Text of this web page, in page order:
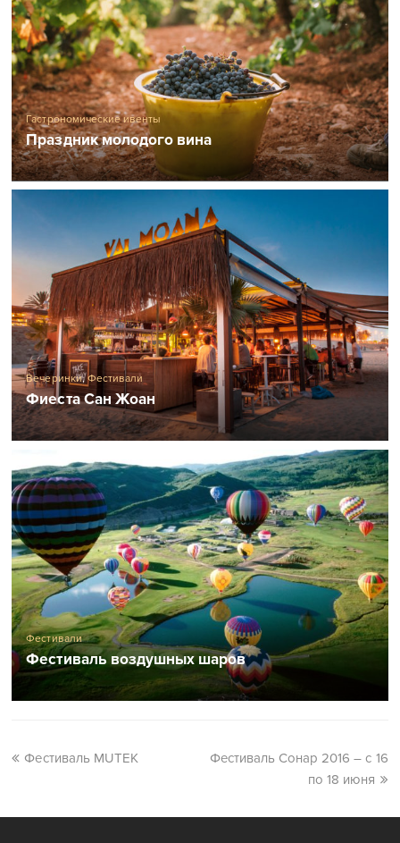
Гастрономические ивенты
Праздник молодого вина
Вечеринки,Фестивали
Фиеста Сан Жоан
Фестивали
Фестиваль воздушных шаров
Фестиваль MUTEK
Фестиваль Сонар 2016 – с 16
по 18 июня